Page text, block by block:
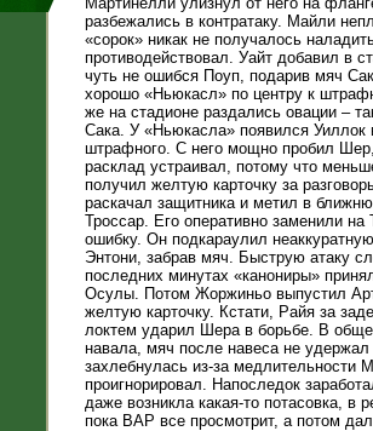
разбежались в контратаку. Майли
«сорок» никак не получалось
противодействовал. Уайт добавил в
чуть не ошибся Поуп, подарив мяч
хорошо «Ньюкасл» по центру к
же на стадионе раздались овации –
Сака. У «Ньюкасла» появился Уиллок
штрафного. С него мощно пробил
расклад устраивал, потому что
получил желтую карточку за
раскачал защитника и метил в
Троссар. Его оперативно заменили
ошибку. Он подкараулил
Энтони, забрав мяч. Быструю атаку
последних минутах «канониры»
Осулы. Потом Жоржиньо выпустил
желтую карточку. Кстати, Райя за
локтем ударил Шера в борьбе. В
навала, мяч после навеса не
захлебнулась из-за медлительности
проигнорировал. Напоследок
даже возникла какая-то потасовка, в
пока ВАР все просмотрит, а потом